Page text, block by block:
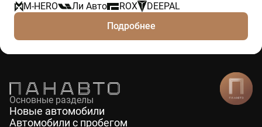
M-HERO
Ли Авто ROX
DEEPAL
Подробнее
Основные разделы
Новые автомобили
Автомобили с пробегом